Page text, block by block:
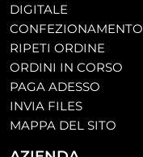
DIGITALE
CONFEZIONAMENTO
RIPETI ORDINE
ORDINI IN CORSO
PAGA ADESSO
INVIA FILES
MAPPA DEL SITO